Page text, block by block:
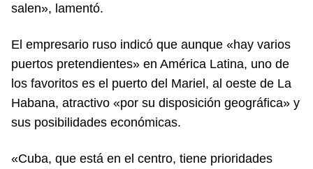
salen», lamentó.
El empresario ruso indicó que aunque «hay varios
puertos pretendientes» en América Latina, uno de
los favoritos es el puerto del Mariel, al oeste de La
Habana, atractivo «por su disposición geográfica» y
sus posibilidades económicas.
«Cuba, que está en el centro, tiene prioridades